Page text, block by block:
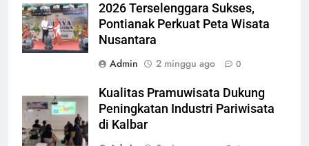
2026 Terselenggara Sukses,
Pontianak Perkuat Peta Wisata
Nusantara
Admin
2 minggu ago 0
Kualitas Pramuwisata Dukung
Peningkatan Industri Pariwisata
di Kalbar